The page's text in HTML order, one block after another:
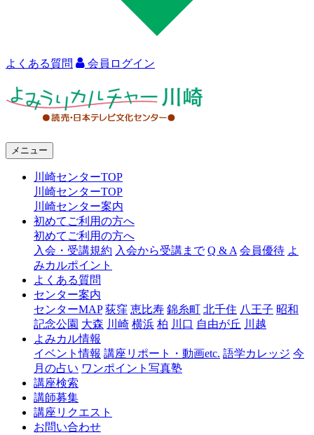
よくある質問 会員ログイン
ャ
崎
メニュー
川崎センターTOP
川崎センターTOP
川崎センター案内
初めてご利用の方へ
初めてご利用の方へ
入会・受講規約 入会から受講まで Q & A 会員優待 よ
みカルポイント
よくある質問
センター案内
センターMAP 荻窪 恵比寿 錦糸町 北千住 八王子 昭和
記念公園 大森 川崎 横浜 柏 川口 自由が丘 川越
よみカル情報
イベント情報 講座リポート・動画etc. 語学カレッジ 今
月の占い ワンポイント写真塾
講座検索
講師募集
講座リクエスト
お問い合わせ